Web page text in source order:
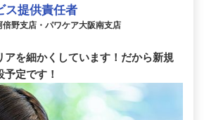
ス提供責任者
野支店・パワケア大阪南支店
アを細かくしています！だから新規
定です！